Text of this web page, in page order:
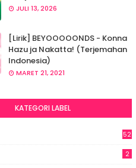
JULI 13, 2026
[Lirik] BEYOOOOONDS - Konna
Hazu ja Nakatta! (Terjemahan
Indonesia)
MARET 21, 2021
KATEGORI LABEL
52
2